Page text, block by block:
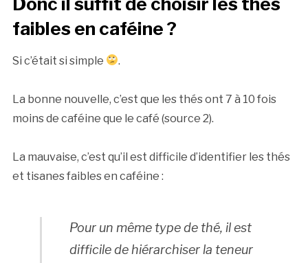
faibles en caféine ?
Si c’était si simple .
La bonne nouvelle, c’est que les thés ont 7 à 10 fois
moins de caféine que le café (source 2).
La mauvaise, c’est qu’il est difficile d’identifier les thés
et tisanes faibles en caféine :
Pour un même type de thé, il est
difficile de hiérarchiser la teneur